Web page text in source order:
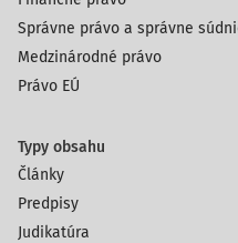
Správne právo a správne
Medzinárodné právo
Právo EÚ
Typy obsahu
Články
Predpisy
Judikatúra